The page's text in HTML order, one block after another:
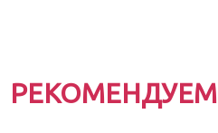
РЕКОМЕНДУЕМ